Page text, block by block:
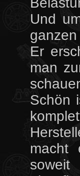
Und
Er
man
Schön
macht